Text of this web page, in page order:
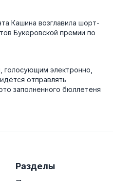
Кашина возглавила шорт-
Букеровской премии по
голосующим электронно,
отправлять
заполненного бюллетеня
Разделы